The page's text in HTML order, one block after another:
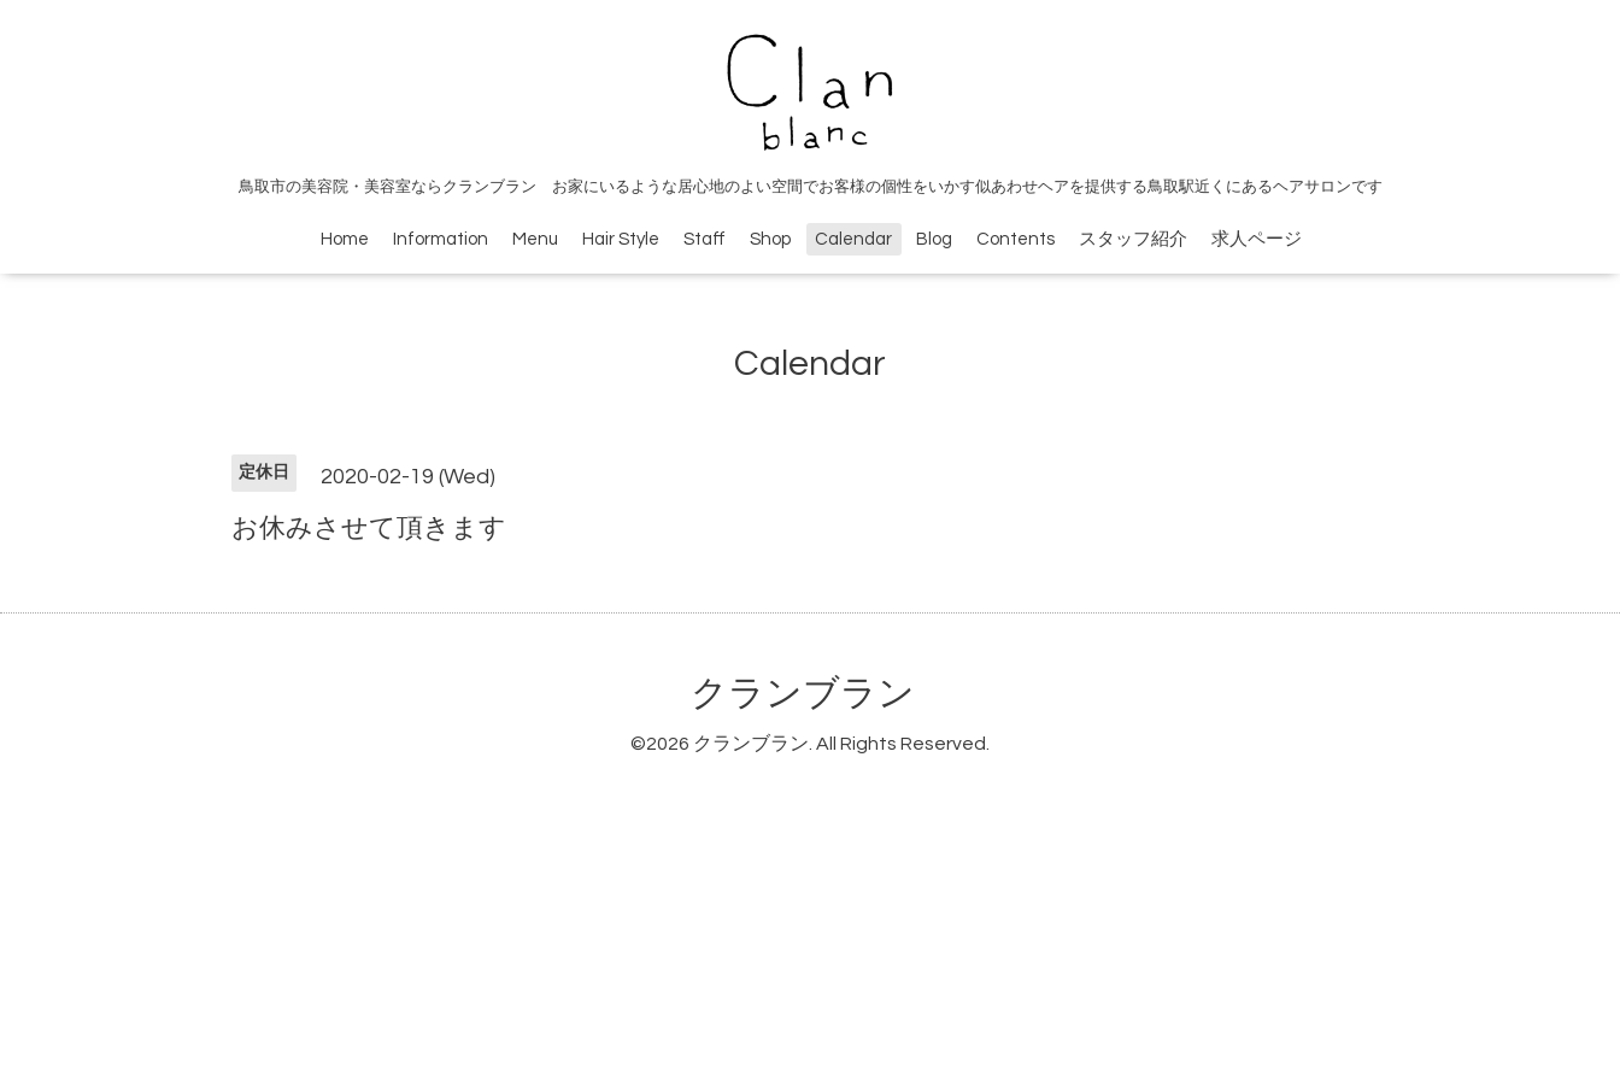
鳥取市の美容院・美容室ならクランブラン お家にいるような居心地のよい空間でお客様の個性をいかす似あわせヘアを提供する鳥取駅近くにあるヘアサロンです
Home Information Menu Hair Style Staff Shop Calendar Blog Contents スタッフ紹介 求人ページ
Calendar
定休日 2020-02-19 (Wed)
お休みさせて頂きます
クランブラン
©2026 クランブラン. All Rights Reserved.